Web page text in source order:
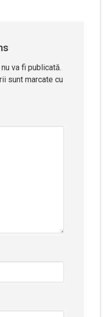
va fi publicată.
sunt marcate cu